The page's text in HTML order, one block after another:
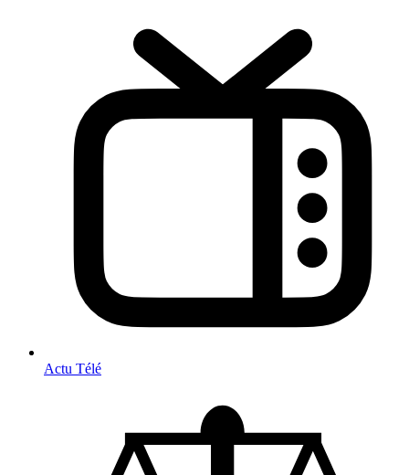
Actu Télé